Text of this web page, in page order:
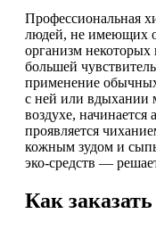
Профессиональная
людей, не имеющих
организм некоторых
большей
применение
с ней или вдыхании
воздухе, начинается
проявляется
кожным зудом и
эко-средств —
Как